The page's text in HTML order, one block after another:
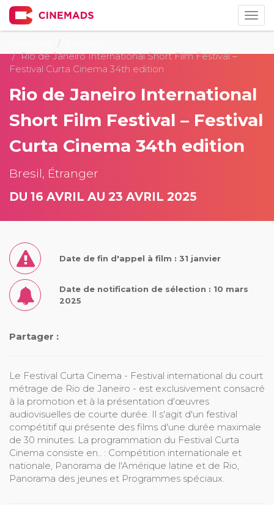
Rio de Janeiro International Short Film Festival –
Festival Curta Cinema 34th edition
Rio de Janeiro International
Short Film Festival – Festival
Curta Cinema 34th edition
Bresil, Étranger
DU 16 AVRIL AU 23 AVRIL 2025
Date de fin d'appel à film : 31 janvier
Date de notification de sélection : 10 mars
2025
Partager :
Le Festival Curta Cinema - Festival international du court
métrage de Rio de Janeiro - est exclusivement consacré
à la promotion et à la présentation d'œuvres
audiovisuelles de courte durée. Il s'agit d'un festival
compétitif qui présente des films d'une durée maximale
de 30 minutes. La programmation du Festival Curta
Cinema consiste en.. : Compétition internationale et
nationale, Panorama de l'Amérique latine et de Rio,
Panorama des jeunes et Programmes spéciaux.